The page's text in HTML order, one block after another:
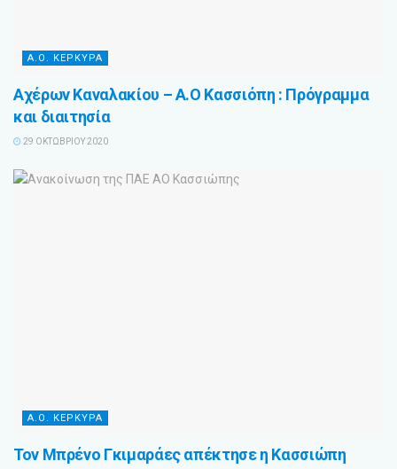
Α.Ο. ΚΕΡΚΥΡΑ
Αχέρων Καναλακίου – Α.Ο Κασσιόπη : Πρόγραμμα
και διαιτησία
29 ΟΚΤΩΒΡΊΟΥ 2020
Α.Ο. ΚΕΡΚΥΡΑ
Τον Μπρένο Γκιμαράες απέκτησε η Κασσιώπη